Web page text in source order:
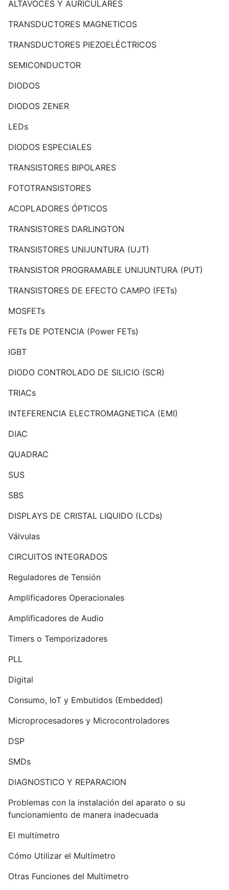
ALTAVOCES Y AURICULARES
TRANSDUCTORES MAGNETICOS
TRANSDUCTORES PIEZOELÉCTRICOS
SEMICONDUCTOR
DIODOS
DIODOS ZENER
LEDs
DIODOS ESPECIALES
TRANSISTORES BIPOLARES
FOTOTRANSISTORES
ACOPLADORES ÓPTICOS
TRANSISTORES DARLINGTON
TRANSISTORES UNIJUNTURA (UJT)
TRANSISTOR PROGRAMABLE UNIJUNTURA (PUT)
TRANSISTORES DE EFECTO CAMPO (FETs)
MOSFETs
FETs DE POTENCIA (Power FETs)
IGBT
DIODO CONTROLADO DE SILICIO (SCR)
TRIACs
INTEFERENCIA ELECTROMAGNETICA (EMI)
DIAC
QUADRAC
SUS
SBS
DISPLAYS DE CRISTAL LIQUIDO (LCDs)
Válvulas
CIRCUITOS INTEGRADOS
Reguladores de Tensión
Amplificadores Operacionales
Amplificadores de Audio
Timers o Temporizadores
PLL
Digital
Consumo, IoT y Embutidos (Embedded)
Microprocesadores y Microcontroladores
DSP
SMDs
DIAGNOSTICO Y REPARACION
Problemas con la instalación del aparato o su
funcionamiento de manera inadecuada
El multímetro
Cómo Utilizar el Multímetro
Otras Funciones del Multimetro